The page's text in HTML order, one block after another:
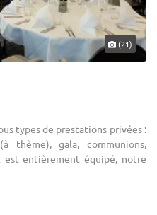
(21)
types de prestations privées :
thème), gala, communions,
est entièrement équipé, notre